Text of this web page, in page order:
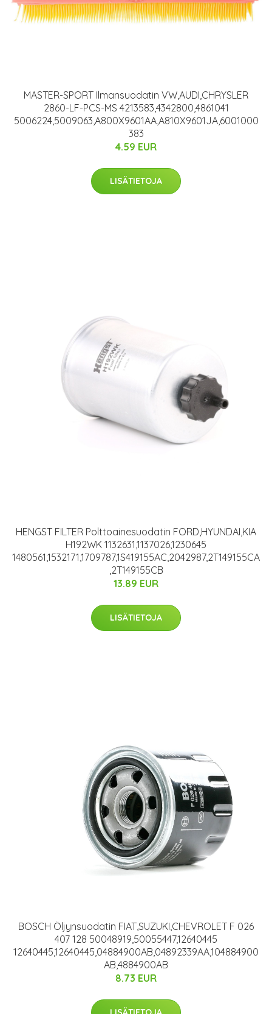
MASTER-SPORT Ilmansuodatin VW,AUDI,CHRYSLER
2860-LF-PCS-MS 4213583,4342800,4861041
5006224,5009063,A800X9601AA,A810X9601JA,6001000
383
4.59 EUR
LISÄTIETOJA
HENGST FILTER Polttoainesuodatin FORD,HYUNDAI,KIA
H192WK 1132631,1137026,1230645
1480561,1532171,1709787,1S419155AC,2042987,2T149155CA
,2T149155CB
13.89 EUR
LISÄTIETOJA
BOSCH Öljynsuodatin FIAT,SUZUKI,CHEVROLET F 026
407 128 50048919,50055447,12640445
12640445,12640445,04884900AB,04892339AA,104884900
AB,4884900AB
8.73 EUR